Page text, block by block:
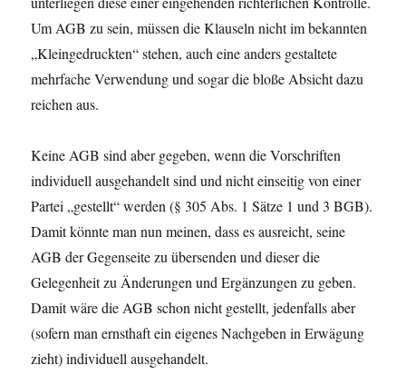
Um AGB zu sein, müssen die Klauseln nicht im bekannten
„Kleingedruckten“ stehen, auch eine anders gestaltete
mehrfache Verwendung und sogar die bloße Absicht dazu
reichen aus.
Keine AGB sind aber gegeben, wenn die Vorschriften
individuell ausgehandelt sind und nicht einseitig von einer
Partei „gestellt“ werden (§ 305 Abs. 1 Sätze 1 und 3 BGB).
Damit könnte man nun meinen, dass es ausreicht, seine
AGB der Gegenseite zu übersenden und dieser die
Gelegenheit zu Änderungen und Ergänzungen zu geben.
Damit wäre die AGB schon nicht gestellt, jedenfalls aber
(sofern man ernsthaft ein eigenes Nachgeben in Erwägung
zieht) individuell ausgehandelt.